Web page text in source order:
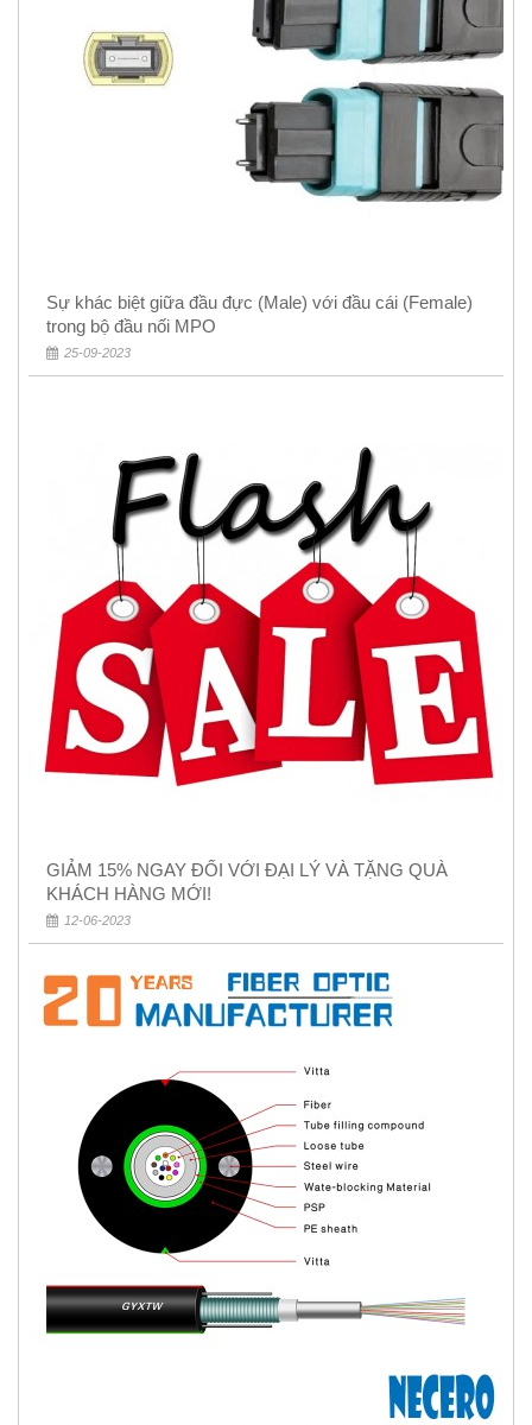
Sự khác biệt giữa đầu đực (Male) với đầu cái (Female)
trong bộ đầu nối MPO
25-09-2023
GIẢM 15% NGAY ĐỐI VỚI ĐẠI LÝ VÀ TẶNG QUÀ
KHÁCH HÀNG MỚI!
12-06-2023